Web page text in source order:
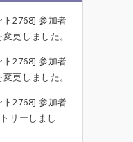
2768] 参加者
更しました。
2768] 参加者
更しました。
2768] 参加者
リーしまし